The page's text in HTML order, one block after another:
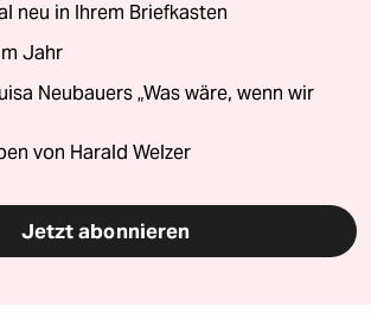
neu in Ihrem Briefkasten
Jahr
Neubauers „Was wäre, wenn wir
von Harald Welzer
Jetzt abonnieren